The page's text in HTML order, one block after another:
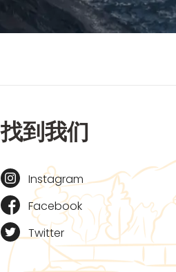
找到我们
Instagram
Facebook
Twitter